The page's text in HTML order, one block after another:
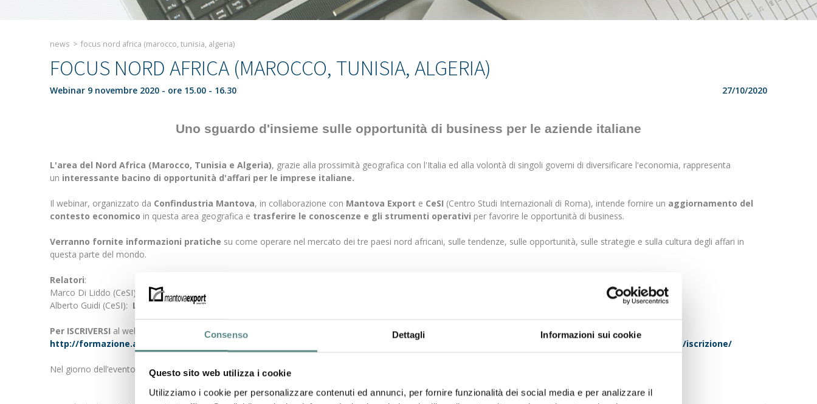
Consenso Dettagli Informazioni sui cookie
Questo sito web utilizza i cookie
Utilizziamo i cookie per personalizzare contenuti ed annunci, per fornire funzionalità dei social media e per analizzare il
news > focus nord africa (marocco, tunisia, algeria)
FOCUS NORD AFRICA (MAROCCO, TUNISIA, ALGERIA)
Webinar 9 novembre 2020 - ore 15.00 - 16.30 27/10/2020
Uno sguardo d'insieme sulle opportunità di business per le aziende italiane
L'area del Nord Africa (Marocco, Tunisia e Algeria), grazie alla prossimità geografica con l'Italia ed alla volontà di singoli governi di diversificare l'economia, rappresenta
un interessante bacino di opportunità d'affari per le imprese italiane.
Il webinar, organizzato da Confindustria Mantova, in collaborazione con Mantova Export e CeSI (Centro Studi Internazionali di Roma), intende fornire un aggiornamento del
contesto economico in questa area geografica e trasferire le conoscenze e gli strumenti operativi per favorire le opportunità di business.
Verranno fornite informazioni pratiche su come operare nel mercato dei tre paesi nord africani, sulle tendenze, sulle opportunità, sulle strategie e sulla cultura degli affari in
questa parte del mondo.
Relatori:
Marco Di Liddo (CeSI):
Il clima politico-economico in Algeria, Tunisia e Marocco
Alberto Guidi (CeSI): Le opportunità di business e di settore in Algeria, Tunisia e Marocco
Per ISCRIVERSI al webinar utilizzare il link
http://formazione.assoservizi.mn.it/corso/commercio-estero-internazionalizzazione/notizia/385/webinar-focus-nord-africa-marocco-tunisia-e/iscrizione/
Nel giorno dell’evento, in prima mattinata, verrà inviato il link per il collegamento alla piattaforma.